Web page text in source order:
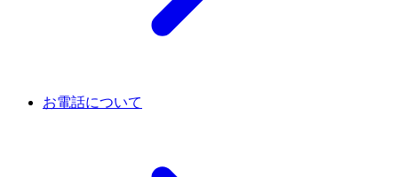
お電話について